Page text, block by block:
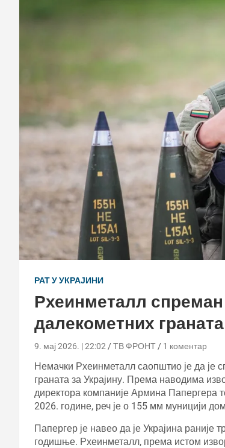
РАТ У УКРАЈИНИ
Рхеинметалл
далекометних граната
9. мај 2026. | 22:02 ТВ ФРОНТ 1 коментар
Немачки Рхеинметалл саопштио је да је
граната за Украјину. Према наводима
директора компаније Армина Папергера
2026. године, реч је о 155 мм муницији
Папергер је навео да је Украјина
годишње. Рхеинметалл, према истом